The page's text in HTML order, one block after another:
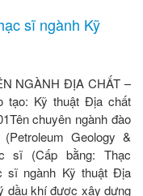
sĩ ngành Kỹ
NGÀNH ĐỊA CHẤT –
tạo: Kỹ thuật Địa chất
chuyên ngành đào
Geology &
sĩ (Cấp bằng: Thạc
sĩ ngành Kỹ thuật Địa
dầu khí được xây dựng